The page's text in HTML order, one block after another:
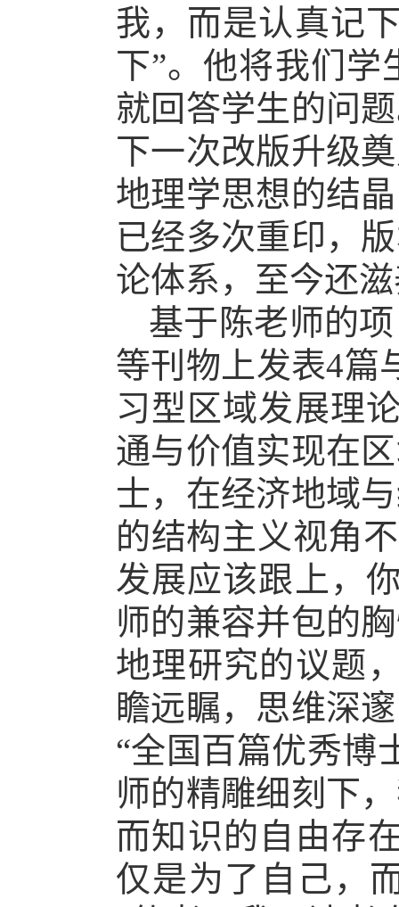
我，而是认真记
下”。他将我们
就回答学生的问
下一次改版升级
地理学思想的结
已经多次重印，
论体系，至今还
基于陈老师的
等刊物上发表4篇
习型区域发展理
通与价值实现在
士，在经济地域
的结构主义视角
发展应该跟上，
师的兼容并包的
地理研究的议题
瞻远瞩，思维深
“全国百篇优秀博
师的精雕细刻下
而知识的自由存
仅是为了自己，